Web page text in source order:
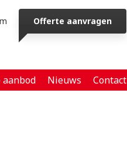
Offerte aanvragen
aanbod Nieuws Contact